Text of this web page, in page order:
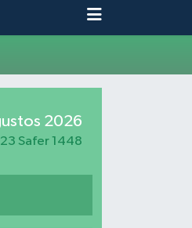
2026
23 Safer 1448